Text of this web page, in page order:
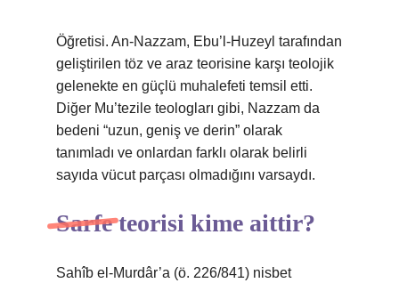
Öğretisi. An-Nazzam, Ebu’l-Huzeyl tarafından
geliştirilen töz ve araz teorisine karşı teolojik
gelenekte en güçlü muhalefeti temsil etti.
Diğer Mu’tezile teologları gibi, Nazzam da
bedeni “uzun, geniş ve derin” olarak
tanımladı ve onlardan farklı olarak belirli
sayıda vücut parçası olmadığını varsaydı.
Sarfe teorisi kime aittir?
Sahîb el-Murdâr’a (ö. 226/841) nisbet